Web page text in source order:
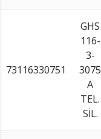
73116330751
GHS
116-
3-
3075
A
TEL.
SİL.